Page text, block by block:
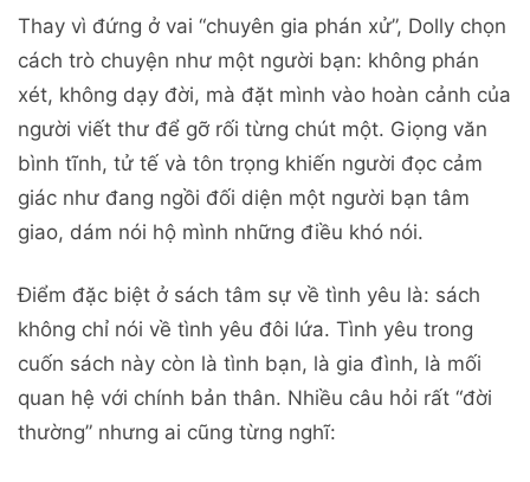
Thay vì đứng ở vai “chuyên gia phán xử”, Dolly chọn
cách trò chuyện như một người bạn: không phán
xét, không dạy đời, mà đặt mình vào hoàn cảnh của
người viết thư để gỡ rối từng chút một. Giọng văn
bình tĩnh, tử tế và tôn trọng khiến người đọc cảm
giác như đang ngồi đối diện một người bạn tâm
giao, dám nói hộ mình những điều khó nói.
Điểm đặc biệt ở sách tâm sự về tình yêu là: sách
không chỉ nói về tình yêu đôi lứa. Tình yêu trong
cuốn sách này còn là tình bạn, là gia đình, là mối
quan hệ với chính bản thân. Nhiều câu hỏi rất “đời
thường” nhưng ai cũng từng nghĩ: